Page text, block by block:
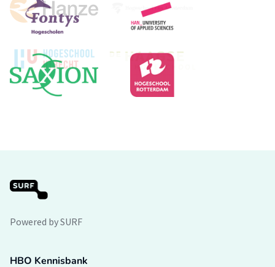
Powered by SURF
HBO Kennisbank